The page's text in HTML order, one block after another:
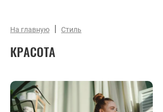
На главную | Стиль
КРАСОТА